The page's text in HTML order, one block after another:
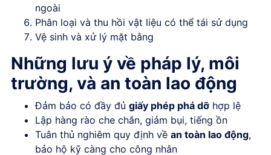
ngoài
Phân loại và thu hồi vật liệu có thể tái sử dụng
Vệ sinh và xử lý mặt bằng
Những lưu ý về pháp lý, môi
trường, và an toàn lao động
Đảm bảo có đầy đủ giấy phép phá dỡ hợp lệ
Lập hàng rào che chắn, giảm bụi, tiếng ồn
Tuân thủ nghiêm quy định về an toàn lao động,
bảo hộ kỹ càng cho công nhân